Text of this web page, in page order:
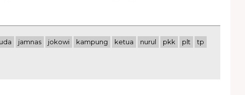
jamnas jokowi kampung ketua nurul pkk plt tp